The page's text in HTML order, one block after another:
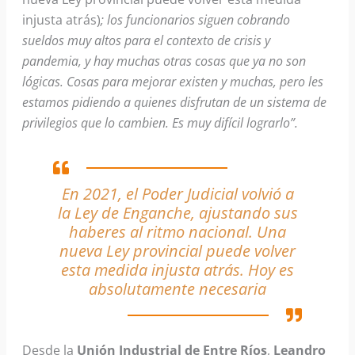
injusta atrás); los funcionarios siguen cobrando
sueldos muy altos para el contexto de crisis y
pandemia, y hay muchas otras cosas que ya no son
lógicas. Cosas para mejorar existen y muchas, pero les
estamos pidiendo a quienes disfrutan de un sistema de
privilegios que lo cambien. Es muy difícil lograrlo”.
En 2021, el Poder Judicial volvió a
la Ley de Enganche, ajustando sus
haberes al ritmo nacional. Una
nueva Ley provincial puede volver
esta medida injusta atrás. Hoy es
absolutamente necesaria
Desde la Unión Industrial de Entre Ríos, Leandro